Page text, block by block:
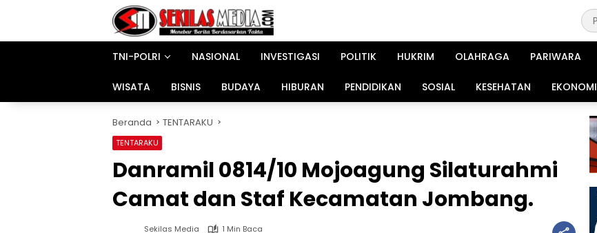
TNI-POLRI
NASIONAL INVESTIGASI POLITIK HUKRIM OLAHRAGA PARIWARA
WISATA BISNIS BUDAYA HIBURAN PENDIDIKAN SOSIAL KESEHATAN EKONOMI
Beranda TENTARAKU
TENTARAKU
Danramil 0814/10 Mojoagung Silaturahmi
Camat dan Staf Kecamatan Jombang.
Sekilas Media
1 Min Baca